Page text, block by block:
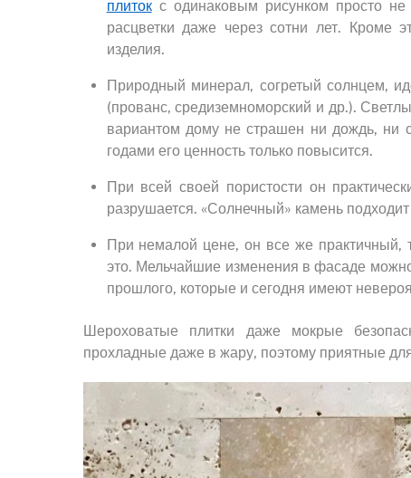
плитокс одинаковым рисунком просто
расцветки даже через сотни лет. Кроме
изделия.
Природный минерал, согретый солнцем,
(прованс, средиземноморский и др.).
вариантом дому не страшен ни дождь, ни
годами его ценность только повысится.
При всей своей пористости он
разрушается. «Солнечный» камень
При немалой цене, он все же практичный,
это. Мельчайшие изменения в фасаде
прошлого, которые и сегодня имеют
Шероховатые плитки даже мокрые
прохладные даже в жару, поэтому приятные